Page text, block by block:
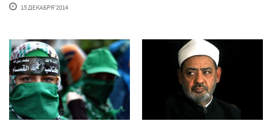
15 ДЕКАБРЯ'2014